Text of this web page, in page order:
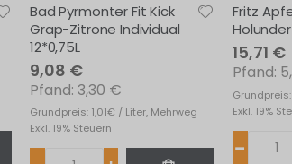
Bad Pyrmonter Fit Kick
Grap-Zitrone Individual
12*0,75L
9,08 €
Grundpreis: 1,01€ / Liter, Mehrweg
3,30 €
Exkl. 19% Steuern
Fritz
15,71 €
Exkl. 19%